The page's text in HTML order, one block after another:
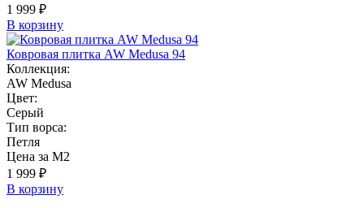
1 999 ₽
В корзину
Ковровая плитка AW Medusa 94
Коллекция:
AW Medusa
Цвет:
Серый
Тип ворса:
Петля
Цена за М2
1 999 ₽
В корзину